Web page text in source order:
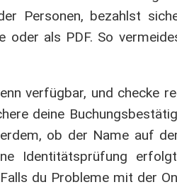
Personen, bezahlst
als PDF. So
verfügbar, und checke
deine
ob der Name auf
Identitätsprüfung
du Probleme mit der